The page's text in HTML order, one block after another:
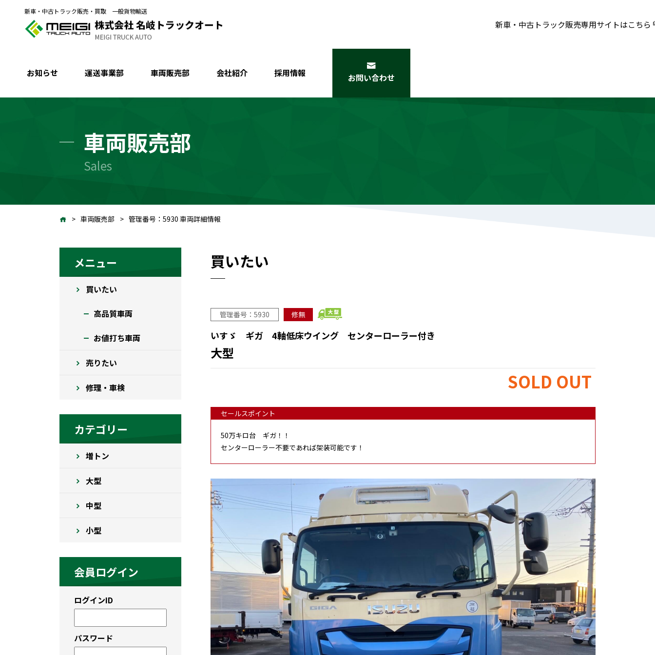
新車・中古トラック販売・買取 一般貨物輸送
新車・中古トラック販売専用サイトはこちら
お知らせ 運送事業部 車両販売部 会社紹介 採用情報 お問い合わせ
車両販売部
車両販売部 管理番号：5930 車両詳細情報
買いたい
管理番号：5930 修無
いすゞ ギガ 4軸低床ウイング センターローラー付き
大型
SOLD OUT
セールスポイント
50万キロ台 ギガ！！
センターローラー不要であれば架装可能です！
メニュー
買いたい
高品質車両
お値打ち車両
売りたい
修理・車検
カテゴリー
増トン
大型
中型
小型
会員ログイン
ログインID
パスワード